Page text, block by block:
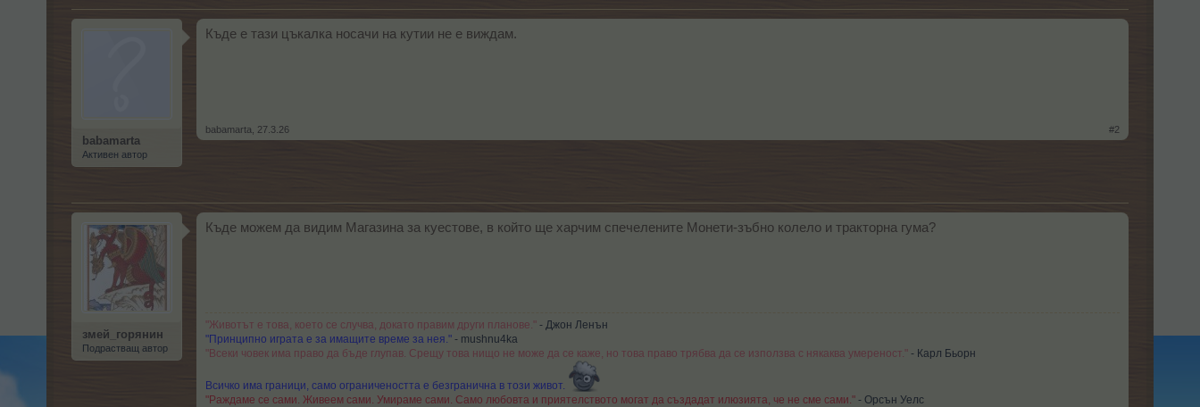
babamarta
Активен автор
Къде е тази цъкалка носачи на кутии не е виждам.
babamarta 27.3.26 #2
змей_горянин
Подрастващ автор
Къде можем да видим Магазина за куестове, в който ще харчим спечелените Монети-зъбно колело и тракторна гума?
"Животът е това, което се случва, докато правим други планове." - Джон Ленън
"Принципно играта е за имащите време за нея." - mushnu4ka
"Всеки човек има право да бъде глупав. Срещу това нищо не може да се каже, но това право трябва да се използва с някаква умереност." - Карл Бьорн
Всичко има граници, само ограничеността е безгранична в този живот.
"Раждаме се сами. Живеем сами. Умираме сами. Само любовта и приятелството могат да създадат илюзията, че не сме сами." - Орсън Уелс